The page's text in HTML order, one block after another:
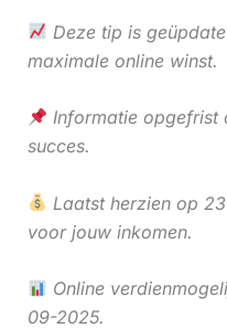
Deze tip is
maximale online winst.
Informatie
succes.
Laatst herzien op
voor jouw inkomen.
Online
09-2025.